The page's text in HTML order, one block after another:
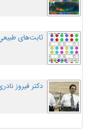
ثابت‌های
دکتر فیروز نادری ، در